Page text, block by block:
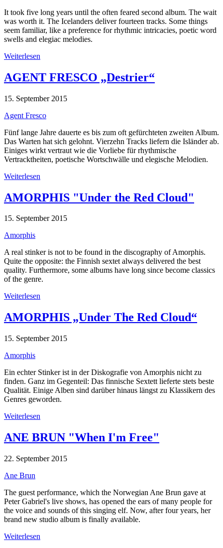
It took five long years until the often feared second album. The wait
was worth it. The Icelanders deliver fourteen tracks. Some things
seem familiar, like a preference for rhythmic intricacies, poetic word
swells and elegiac melodies.
Weiterlesen
AGENT FRESCO „Destrier“
15. September 2015
Agent Fresco
Fünf lange Jahre dauerte es bis zum oft gefürchteten zweiten Album.
Das Warten hat sich gelohnt. Vierzehn Tracks liefern die Isländer ab.
Einiges wirkt vertraut wie die Vorliebe für rhythmische
Vertracktheiten, poetische Wortschwälle und elegische Melodien.
Weiterlesen
AMORPHIS "Under the Red Cloud"
15. September 2015
Amorphis
A real stinker is not to be found in the discography of Amorphis.
Quite the opposite: the Finnish sextet always delivered the best
quality. Furthermore, some albums have long since become classics
of the genre.
Weiterlesen
AMORPHIS „Under The Red Cloud“
15. September 2015
Amorphis
Ein echter Stinker ist in der Diskografie von Amorphis nicht zu
finden. Ganz im Gegenteil: Das finnische Sextett lieferte stets beste
Qualität. Einige Alben sind darüber hinaus längst zu Klassikern des
Genres geworden.
Weiterlesen
ANE BRUN "When I'm Free"
22. September 2015
Ane Brun
The guest performance, which the Norwegian Ane Brun gave at
Peter Gabriel's live shows, has opened the ears of many people for
the voice and sounds of this singing elf. Now, after four years, her
brand new studio album is finally available.
Weiterlesen